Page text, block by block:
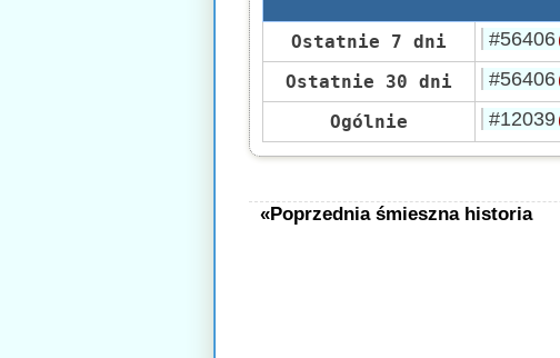
Ostatnie 7 dni
#56406
Ostatnie 30 dni #56406
Ogólnie #12039
«Poprzednia śmieszna historia